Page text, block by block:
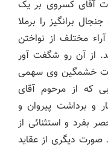
آقای کسروی بر یک
برانگیز را برملا
مختلف از نواختن
از آن رو شگفت آور
خشمگین وی سهمی
که از مرحوم آقای
و برداشت پیروان و
بفرد و استثنائی از
صورت دیگری از عقاید